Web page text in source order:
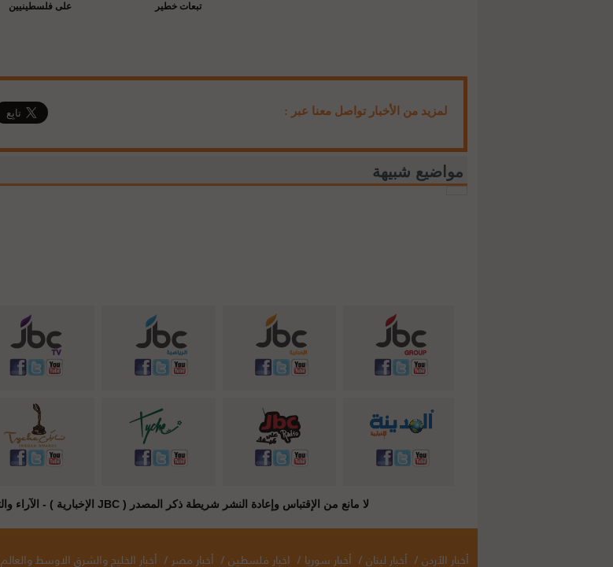
تبعات خطير
على فلسطينيين
لمزيد من الأخبار تواصل معنا عبر :
مواضيع شبيهة
لا مانع من الإقتباس وإعادة النشر شريطة ذكر المصدر ( JBC الإخبارية ) - الآراء والتعليقات المنشورة تعبر عن راي أصحابها فقط
أخبار الأردن / أخبار لبنان / أخبار سوريا / اخبار فلسطين / أخبار مصر / أخبار الخليج والشرق الاوسط والعالم